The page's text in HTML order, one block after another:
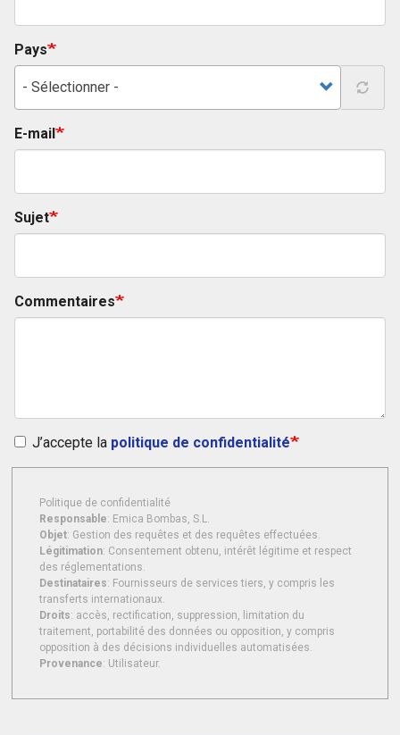
Pays
- Sélectionner -
E-mail
Sujet
Commentaires
J’accepte la politique de confidentialité
Politique de confidentialité
Responsable: Emica Bombas, S.L.
Objet: Gestion des requêtes et des requêtes effectuées.
Légitimation: Consentement obtenu, intérêt légitime et respect
des réglementations.
Destinataires: Fournisseurs de services tiers, y compris les
transferts internationaux.
Droits: accès, rectification, suppression, limitation du
traitement, portabilité des données ou opposition, y compris
opposition à des décisions individuelles automatisées.
Provenance: Utilisateur.